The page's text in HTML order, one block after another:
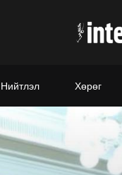
Нийтлэл Хөрөг